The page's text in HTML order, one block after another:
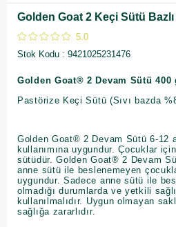
Golden Goat 2 Keçi Sütü
5.0
Stok Kodu
9421025231476
Golden Goat® 2 Devam Sütü 400
Pastörize Keçi Sütü (Sıvı bazda
Golden Goat® 2 Devam Sütü 6-12
kullanımına uygundur. Çocuklar
sütüdür. Golden Goat® 2 Devam
anne sütü ile beslenemeyen
uygundur. Sadece anne sütü ile
olmadığı durumlarda ve yetkili
kullanılmalıdır. Uygun olmayan
sağlığa zararlıdır.